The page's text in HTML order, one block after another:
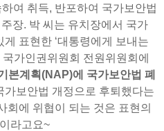
여 취득, 반포하여 국가보안법
장. 박 씨는 유치장에서 국가
표현한 ‘대통령에게 보내는
가인권위원회 전원위원회에
본계획(NAP)에 국가보안법 폐
가보안법 개정으로 후퇴했다는
회에 위협이 되는 것은 표현의
라고요~